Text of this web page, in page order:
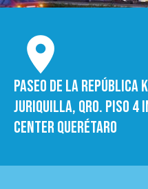
Paseo de la República
Juriquilla, Qro. Piso 4
Center Querétaro